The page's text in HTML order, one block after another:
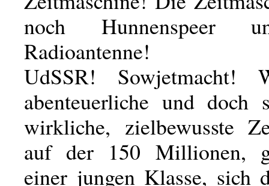
noch Hunnenspeer
Radioantenne!
UdSSR! Sowjetmacht!
abenteuerliche und doch
wirkliche, zielbewusste
auf der 150 Millionen,
einer jungen Klasse, sich